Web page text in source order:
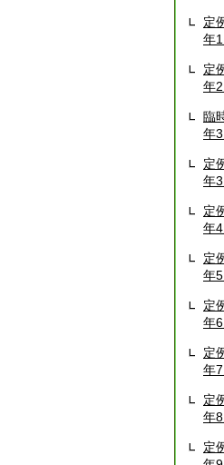
定
年
定
年
臨
年
定
年
定
年
定
年
定
年
定
年
定
年
定